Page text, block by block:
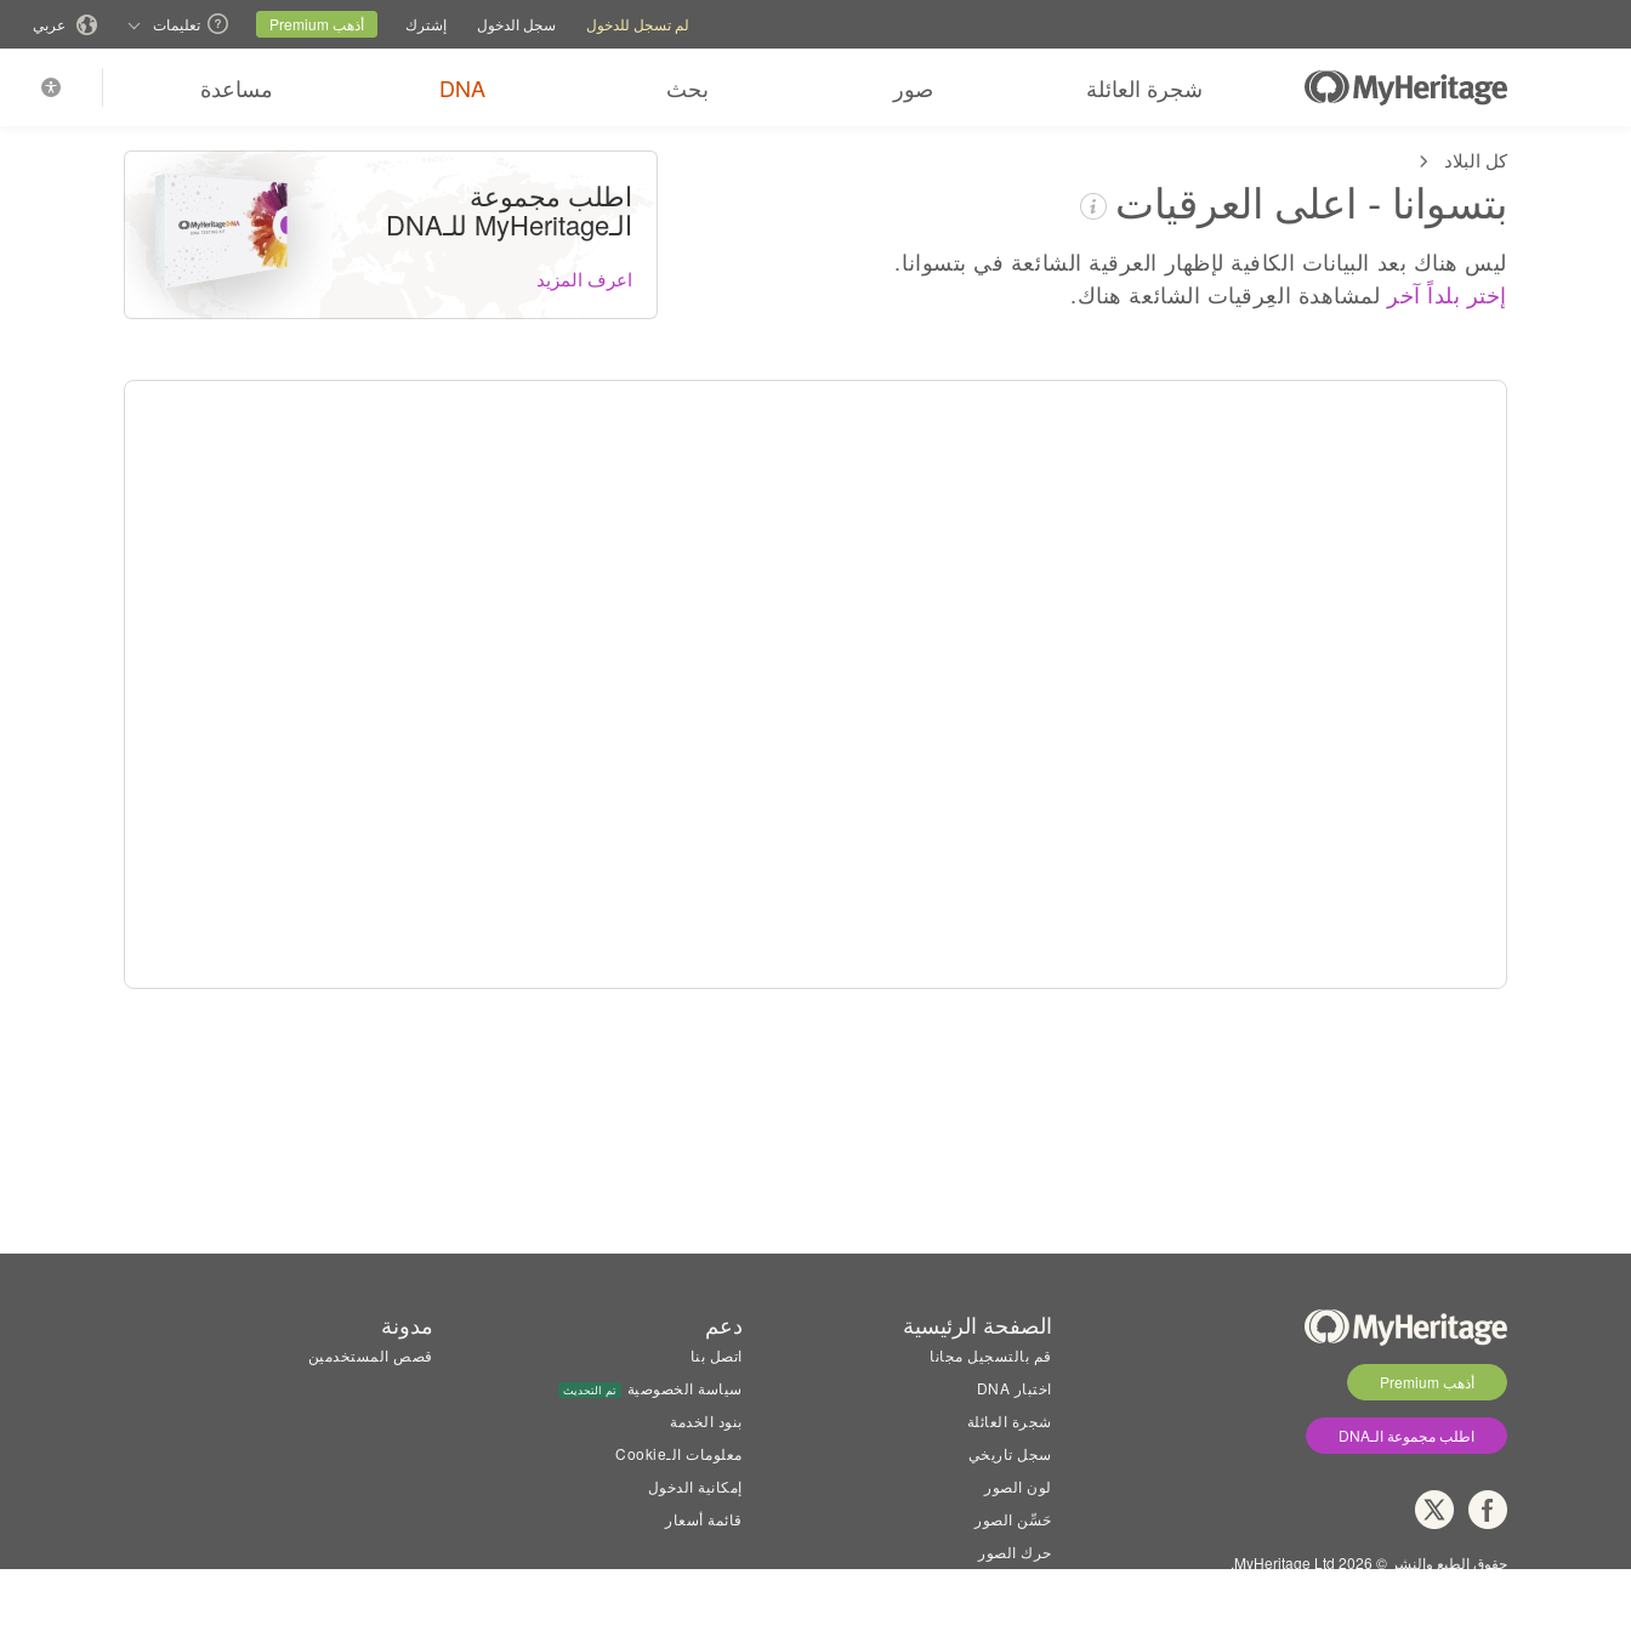
الموقع الحاليتغيير اللغة
لم تسجل للدخول سجل الدخول إشترك أذهب Premium تعليمات عربي
شجرة العائلة صور بحث DNA مساعدة
كل البلاد
بتسوانا - اعلى العرقيات
ليس هناك بعد البيانات الكافية لإظهار العرقية الشائعة في بتسوانا.
إختر بلداً آخر لمشاهدة العِرقيات الشائعة هناك.
اطلب مجموعة
الـMyHeritage للـDNA
اعرف المزيد
أذهب Premium
اطلب مجموعة الـDNA
حقوق الطبع والنشر © 2026 MyHeritage Ltd.
الصفحة الرئيسية
قم بالتسجيل مجانا
اختبار DNA
شجرة العائلة
سجل تاريخي
لون الصور
حَسِّن الصور
حرك الصور
دعم
اتصل بنا
سياسة الخصوصية
تم التحديث
بنود الخدمة
معلومات الـCookie
إمكانية الدخول
قائمة أسعار
مدونة
قصص المستخدمين